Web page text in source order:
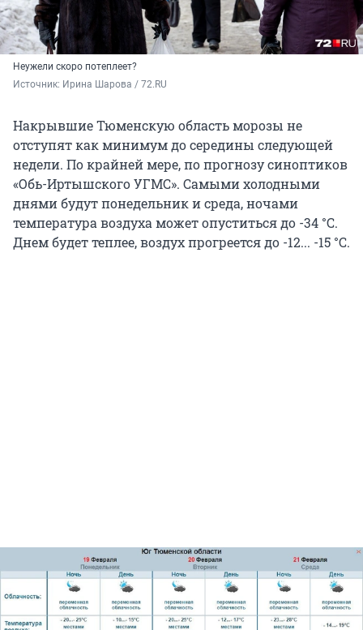
Неужели скоро потеплеет?
Источник: Ирина Шарова / 72.RU
Накрывшие Тюменскую область морозы не
отступят как минимум до середины следующей
недели. По крайней мере, по прогнозу синоптиков
«Обь-Иртышского УГМС». Самыми холодными
днями будут понедельник и среда, ночами
температура воздуха может опуститься до -34 °С.
Днем будет теплее, воздух прогреется до -12... -15 °С.